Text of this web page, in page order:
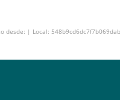
desde: | Local: